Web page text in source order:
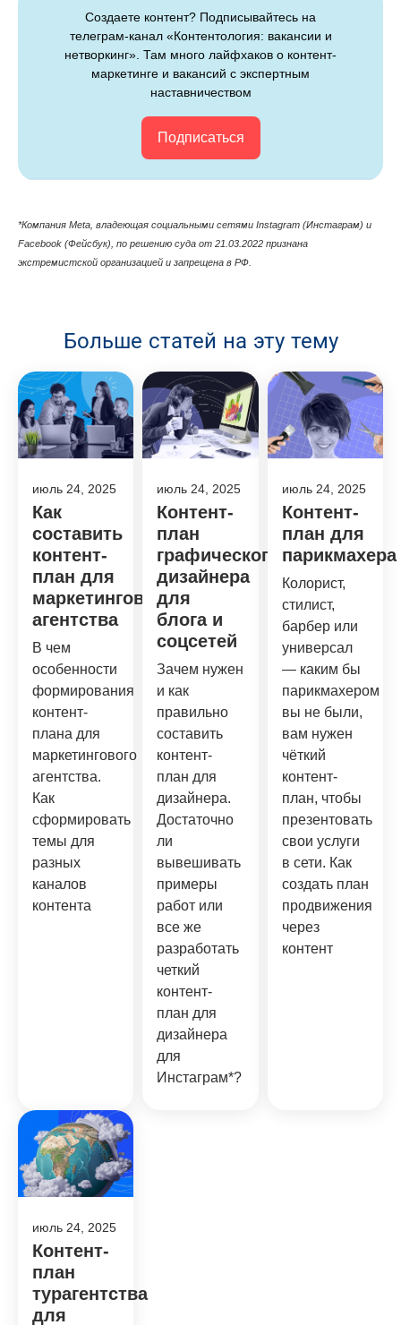
Создаете контент? Подписывайтесь на
телеграм-канал «Контентология: вакансии и
нетворкинг». Там много лайфхаков о контент-
маркетинге и вакансий с экспертным
наставничеством
Подписаться
*Компания Meta, владеющая cоциальными сетями Instagram (Инстаграм) и
Facebook (Фейсбук), по решению суда от 21.03.2022 признана
экстремистской организацией и запрещена в РФ.
Больше статей на эту тему
июль 24, 2025
Как
составить
контент-
план для
маркетингового
агентства
В чем
особенности
формирования
контент-
плана для
маркетингового
агентства.
Как
сформировать
темы для
разных
каналов
контента
июль 24, 2025
Контент-
план
графического
дизайнера
для
блога и
соцсетей
Зачем нужен
и как
правильно
составить
контент-
план для
дизайнера.
Достаточно
ли
вывешивать
примеры
работ или
все же
разработать
четкий
контент-
план для
дизайнера
для
Инстаграм*?
июль 24, 2025
Контент-
план для
парикмахера
Колорист,
стилист,
барбер или
универсал
— каким бы
парикмахером
вы не были,
вам нужен
чёткий
контент-
план, чтобы
презентовать
свои услуги
в сети. Как
создать план
продвижения
через
контент
июль 24, 2025
Контент-
план
турагентства
для